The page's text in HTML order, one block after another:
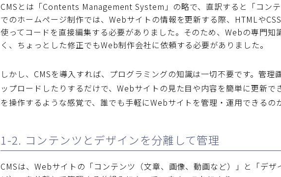
CMS とは「Contents Management System」の略で、直訳すると「コン
でのホームページ制作では、Webサイトの情報を更新する際、HTMLや
使ってコードを直接編集する必要がありました。そのため、Webの専門
く、ちょっとした修正でもWeb制作会社に依頼する必要がありました。
しかし、 CMSを導入すれば、プログラミングの知識は一切不要です。管
ップロードしたりするだけで、Webサイトの見た目や内容を簡単に更新
を操作するような感覚で、誰でも手軽にWebサイトを管理・運用できるの
1-2. コンテンツとデザインを分離して管理
CMSは、Webサイトの「コンテンツ（文章、画像、動画など）」と「デ